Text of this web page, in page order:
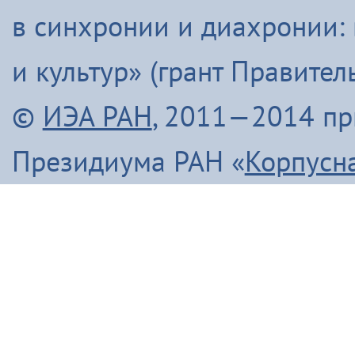
в синхронии и диахронии:
и культур» (грант
© ИЭА РАН, 2011—2014
Президиума РАН «